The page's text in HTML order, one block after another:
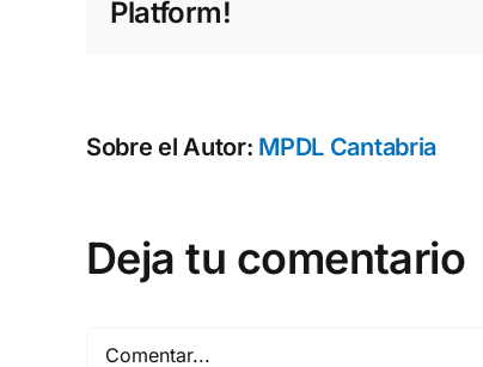
Platform!
Sobre el Autor: MPDL Cantabria
Deja tu comentario
Comentar